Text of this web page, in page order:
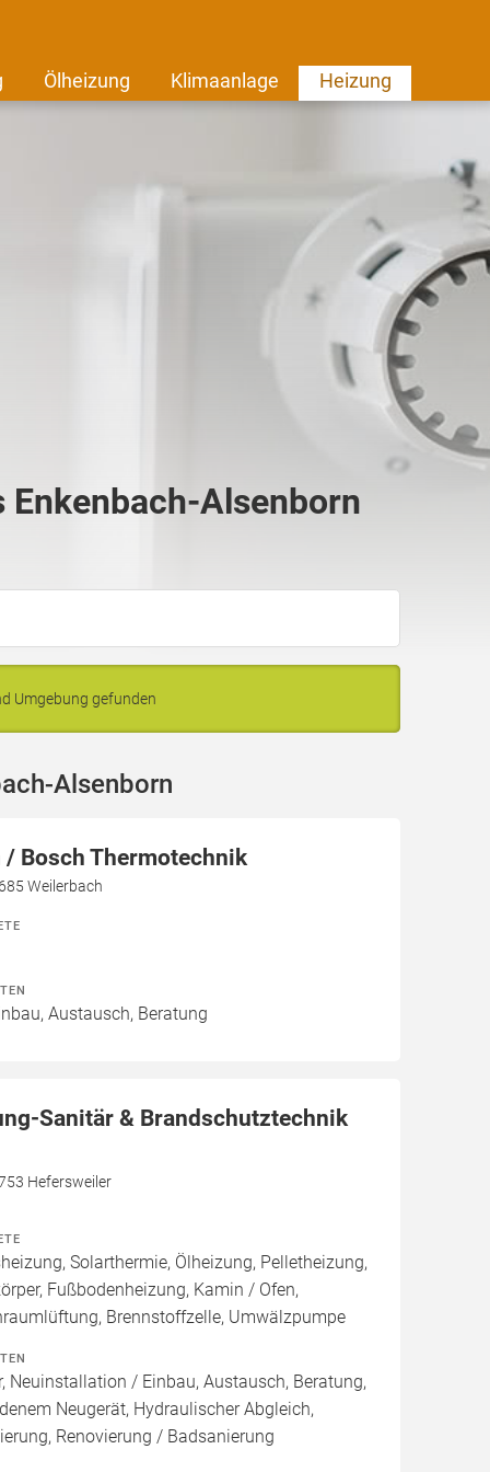
Ölheizung Klimaanlage Heizung
Alsenborn
Umgebung gefunden
Alsenborn
/ Bosch Thermotechnik
Weilerbach
Austausch, Beratung
Sanitär & Brandschutztechnik
Hefersweiler
Solarthermie, Ölheizung, Pelletheizung,
Fußbodenheizung, Kamin / Ofen,
Brennstoffzelle, Umwälzpumpe
Neuinstallation / Einbau, Austausch, Beratung,
Neugerät, Hydraulischer Abgleich,
Renovierung / Badsanierung